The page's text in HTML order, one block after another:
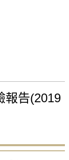
報告(2019